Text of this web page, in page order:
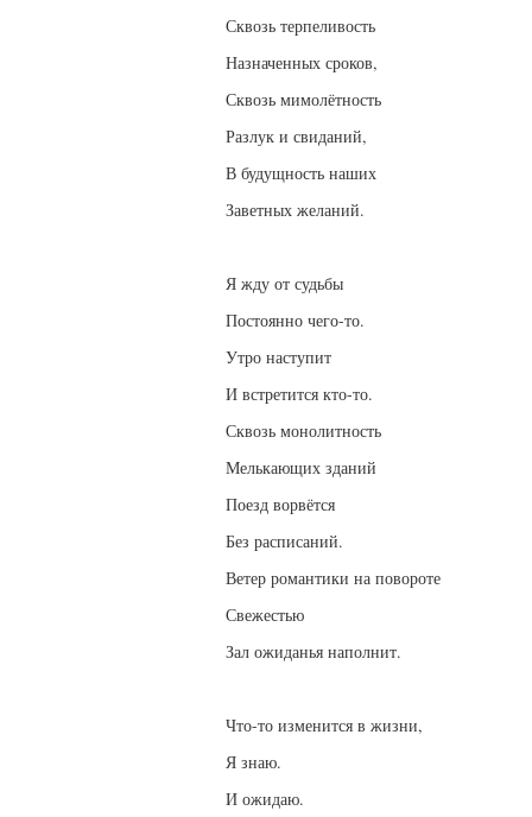
Сквозь терпеливость
Назначенных сроков,
Сквозь мимолётность
Разлук и свиданий,
В будущность наших
Заветных желаний.
Я жду от судьбы
Постоянно чего-то.
Утро наступит
И встретится кто-то.
Сквозь монолитность
Мелькающих зданий
Поезд ворвётся
Без расписаний.
Ветер романтики на повороте
Свежестью
Зал ожиданья наполнит.
Что-то изменится в жизни,
Я знаю.
И ожидаю.